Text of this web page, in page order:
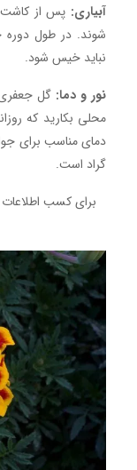
آبیاری: پس از
شوند. در طول دوره
نباید خیس شود.
نور و دما: گل جعفری
گراد است.
برای کسب اطلاعات